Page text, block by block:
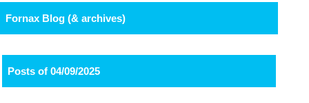
Fornax Blog (& archives)
Posts of 04/09/2025